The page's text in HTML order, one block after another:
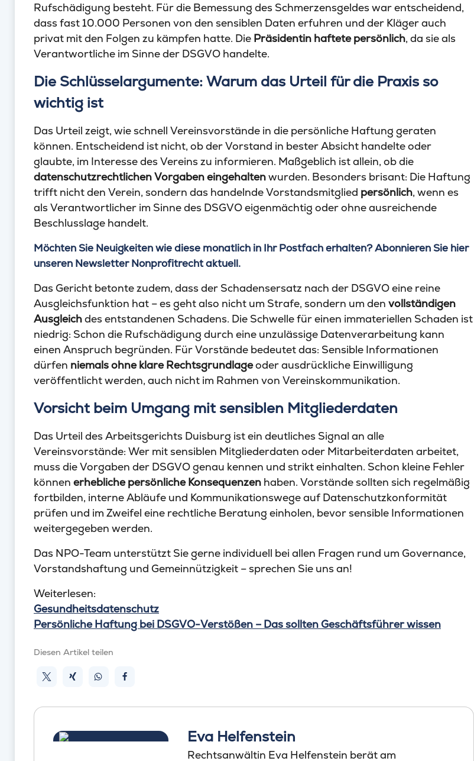
Rufschädigung besteht. Für die Bemessung des Schmerzensgeldes war entscheidend,
dass fast 10.000 Personen von den sensiblen Daten erfuhren und der Kläger auch
privat mit den Folgen zu kämpfen hatte. Die Präsidentin haftete persönlich, da sie als
Verantwortliche im Sinne der DSGVO handelte.
Die Schlüsselargumente: Warum das Urteil für die Praxis so
wichtig ist
Das Urteil zeigt, wie schnell Vereinsvorstände in die persönliche Haftung geraten
können. Entscheidend ist nicht, ob der Vorstand in bester Absicht handelte oder
glaubte, im Interesse des Vereins zu informieren. Maßgeblich ist allein, ob die
datenschutzrechtlichen Vorgaben eingehaltenwurden. Besonders brisant: Die Haftung
trifft nicht den Verein, sondern das handelnde Vorstandsmitglied persönlich, wenn es
als Verantwortlicher im Sinne des DSGVO eigenmächtig oder ohne ausreichende
Beschlusslage handelt.
Möchten Sie Neuigkeiten wie diese monatlich in Ihr Postfach erhalten? Abonnieren Sie hier
unseren Newsletter Nonprofitrecht aktuell.
Das Gericht betonte zudem, dass der Schadensersatz nach der DSGVO eine reine
Ausgleichsfunktion hat – es geht also nicht um Strafe, sondern um den vollständigen
Ausgleichdes entstandenen Schadens. Die Schwelle für einen immateriellen Schaden ist
niedrig: Schon die Rufschädigung durch eine unzulässige Datenverarbeitung kann
einen Anspruch begründen. Für Vorstände bedeutet das: Sensible Informationen
dürfen niemals ohne klare Rechtsgrundlageoder ausdrückliche Einwilligung
veröffentlicht werden, auch nicht im Rahmen von Vereinskommunikation.
Vorsicht beim Umgang mit sensiblen Mitgliederdaten
Das Urteil des Arbeitsgerichts Duisburg ist ein deutliches Signal an alle
Vereinsvorstände: Wer mit sensiblen Mitgliederdaten oder Mitarbeiterdaten arbeitet,
muss die Vorgaben der DSGVO genau kennen und strikt einhalten. Schon kleine Fehler
können erhebliche persönliche Konsequenzen haben. Vorstände sollten sich regelmäßig
fortbilden, interne Abläufe und Kommunikationswege auf Datenschutzkonformität
prüfen und im Zweifel eine rechtliche Beratung einholen, bevor sensible Informationen
weitergegeben werden.
Das NPO-Team unterstützt Sie gerne individuell bei allen Fragen rund um Governance,
Vorstandshaftung und Gemeinnützigkeit – sprechen Sie uns an!
Weiterlesen:
Gesundheitsdatenschutz
Persönliche Haftung bei DSGVO-Verstößen – Das sollten Geschäftsführer wissen
Diesen Artikel teilen
Eva Helfenstein
Rechtsanwältin Eva Helfenstein berät am